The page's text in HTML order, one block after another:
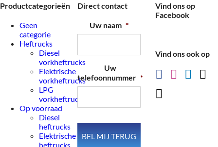
Productcategorieën
Geen
categorie
Heftrucks
Diesel
vorkheftrucks
Elektrische
vorkheftrucks
LPG
vorkheftrucks
Op voorraad
Diesel
heftrucks
Elektrische
heftrucks
Direct contact
Uw naam *
Uw
telefoonnummer *
Vind ons op
Facebook
Vind ons ook op